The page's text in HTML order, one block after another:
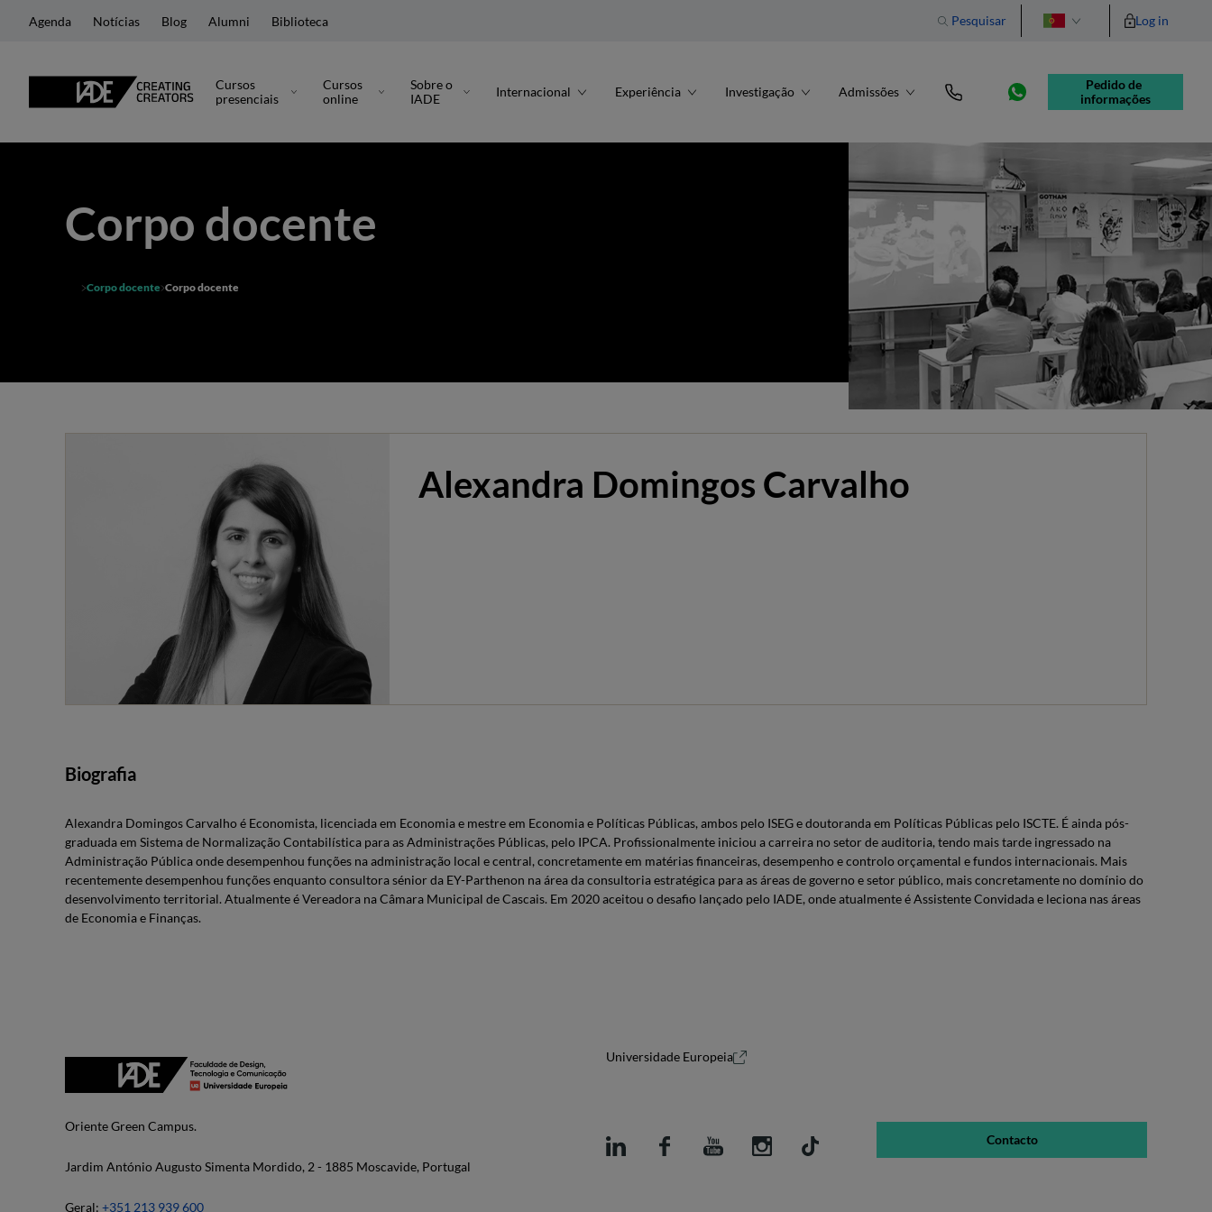
Agenda Notícias Blog Alumni Biblioteca
Pesquisar
English
Log in
Cursos
presenciais
Cursos
online
Sobre o
IADE
Internacional Experiência Investigação Admissões
Pedido de
informações
Corpo docente
Corpo docente Corpo docente
Alexandra Domingos Carvalho
Biografia
Alexandra Domingos Carvalho é Economista, licenciada em Economia e mestre em Economia e Políticas Públicas, ambos pelo ISEG e doutoranda em Políticas Públicas pelo ISCTE. É ainda pós-
graduada em Sistema de Normalização Contabilística para as Administrações Públicas, pelo IPCA. Profissionalmente iniciou a carreira no setor de auditoria, tendo mais tarde ingressado na
Administração Pública onde desempenhou funções na administração local e central, concretamente em matérias financeiras, desempenho e controlo orçamental e fundos internacionais. Mais
recentemente desempenhou funções enquanto consultora sénior da EY-Parthenon na área da consultoria estratégica para as áreas de governo e setor público, mais concretamente no domínio do
desenvolvimento territorial. Atualmente é Vereadora na Câmara Municipal de Cascais. Em 2020 aceitou o desafio lançado pelo IADE, onde atualmente é Assistente Convidada e leciona nas áreas
de Economia e Finanças.
Oriente Green Campus.
Jardim António Augusto Simenta Mordido, 2 - 1885 Moscavide, Portugal
Geral: +351 213 939 600
Universidade Europeia
Contacto